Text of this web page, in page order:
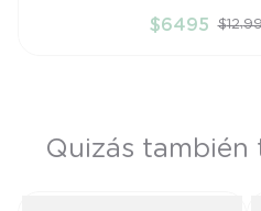
AÑADIR AL
$6495 $12.
Quizás también